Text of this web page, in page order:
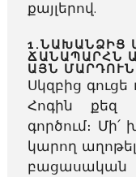
քայլերով.
1.ՆԱԽԱՆՁԻՑ
ՃԱՆԱՊԱՐՀՆ
ԱՅՆ
Սկզբից
Հոգին քեզ
գործում։
կարող
բացասական